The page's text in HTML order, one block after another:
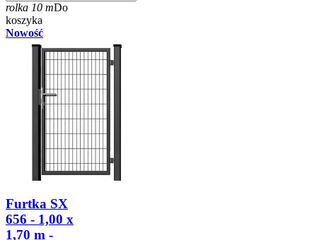
rolka 10 mDo
koszyka
Nowość
Furtka SX
656 - 1,00 x
1,70 m -